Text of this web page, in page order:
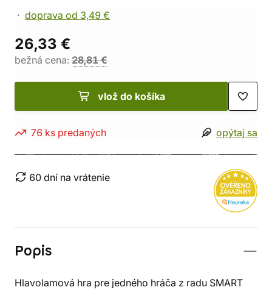
doprava od 3,49 €
26,33 €
bežná cena: 28,81 €
vlož do košíka
76 ks predaných opýtaj sa
60 dní na vrátenie
Popis
Hlavolamová hra pre jedného hráča z radu SMART